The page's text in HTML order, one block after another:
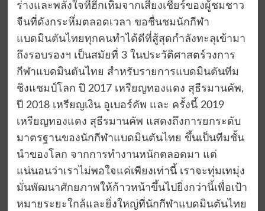
ร่างและพลังใจที่ฮีกเหิมจากเสียงเชียร์ของผู้ชมชาว
จีนที่ดังกระหึ่มตลอดเวลา ขอชื่นชมนักกีฬา
แบดมินตันไทยทุกคนทำได้ดีที่สู้สุดกำลังทะลุเข้ามา
ถึงรอบรองฯ เป็นสมัยที่ 3 ในประวัติศาสตร์วงการ
กีฬาแบดมินตันไทย สำหรับรายการแบดมินตันทีม
ชิงแชมป์โลก ปี 2017 เหรียญทองแดง สุธีรมานคัพ,
ปี 2018 เหรียญเงิน อูเบอร์คัพ และ ครั้งนี้ 2019
เหรียญทองแดง สุธีรมานคัพ แสดงถึงการยกระดับ
มาตรฐานของนักกีฬาแบดมินตันไทย ขึ้นเป็นทีมชั้น
นำของโลก จากการทำงานหนักตลอดมา แต่
แน่นอนว่าเราไม่พอใจแค่เพียงเท่านี้ เราจะทุ่มเทมุ่ง
มั่นพัฒนาศักยภาพให้ก้าวหน้าขึ้นไปยิ่งกว่านี้เพื่อเป้า
หมายระยะใกล้และยิ่งใหญ่ที่นักกีฬาแบดมินตันไทย